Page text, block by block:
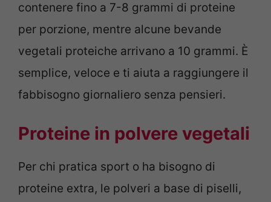
contenere fino a 7-8 grammi di proteine
per porzione, mentre alcune bevande
vegetali proteiche arrivano a 10 grammi. È
semplice, veloce e ti aiuta a raggiungere il
fabbisogno giornaliero senza pensieri.
Proteine in polvere vegetali
Per chi pratica sport o ha bisogno di
proteine extra, le polveri a base di piselli,